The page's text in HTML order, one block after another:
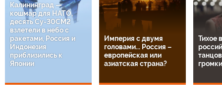
Калининград —
кошмар для НАТО,
десять Су-30СМ2
взлетели в небо с
ракетами, Россия и
Индонезия
приблизились к
Японии
Империя с двумя
головами... Россия –
европейская или
азиатская страна?
Тихое